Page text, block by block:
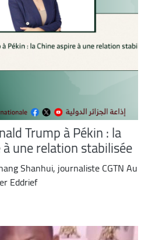
Trump à Pékin : la
une relation stabilisée
Shanhui, journaliste CGTN Au
Eddrief